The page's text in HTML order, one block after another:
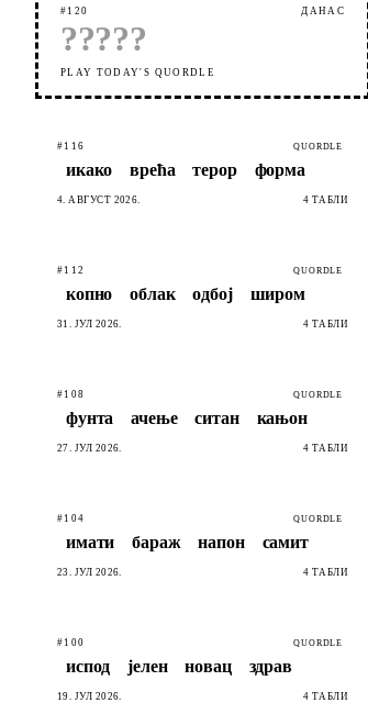
#120 ДАНАС
?????
PLAY TODAY'S QUORDLE
#116 QUORDLE
икако врећа терор форма
4. АВГУСТ 2026. 4 ТАБЛИ
#112 QUORDLE
копно облак одбој широм
31. ЈУЛ 2026. 4 ТАБЛИ
#108 QUORDLE
фунта ачење ситан кањон
27. ЈУЛ 2026. 4 ТАБЛИ
#104 QUORDLE
имати бараж напон самит
23. ЈУЛ 2026. 4 ТАБЛИ
#100 QUORDLE
испод јелен новац здрав
19. ЈУЛ 2026. 4 ТАБЛИ